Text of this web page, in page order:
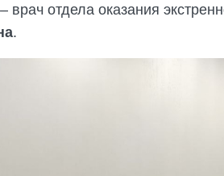
отдела оказания
.